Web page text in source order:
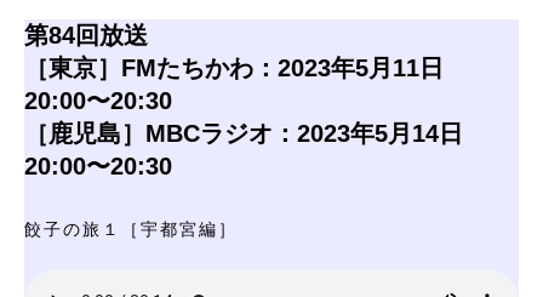
第84回放送
［東京］FMたちかわ：2023年5月11日
20:00〜20:30
［鹿児島］MBCラジオ：2023年5月14日
20:00〜20:30
餃子の旅１［宇都宮編］